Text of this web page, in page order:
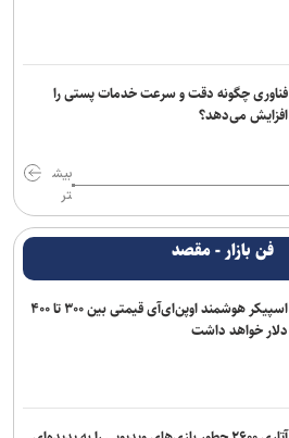
فناوری چگونه دقت و سرعت خدمات پستی را
افزایش می‌دهد؟
بیش
تر
فن بازار - مقصد
اسپیکر هوشمند اوپن‌ای‌آی قیمتی بین ۳۰۰ تا ۴۰۰
دلار خواهد داشت